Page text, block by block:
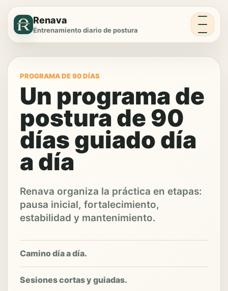
Renava
Entrenamiento diario de postura
Menú
PROGRAMA DE 90 DÍAS
Un programa de
postura de 90
días guiado día
a día
Renava organiza la práctica en etapas:
pausa inicial, fortalecimiento,
estabilidad y mantenimiento.
Camino día a día.
Sesiones cortas y guiadas.